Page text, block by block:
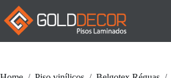
Pular
para
conteúdo